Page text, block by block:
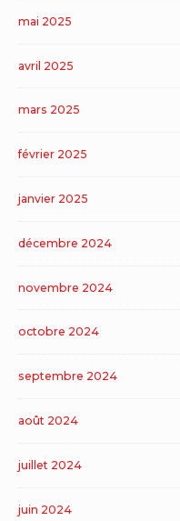
mai 2025
avril 2025
mars 2025
février 2025
janvier 2025
décembre 2024
novembre 2024
octobre 2024
septembre 2024
août 2024
juillet 2024
juin 2024